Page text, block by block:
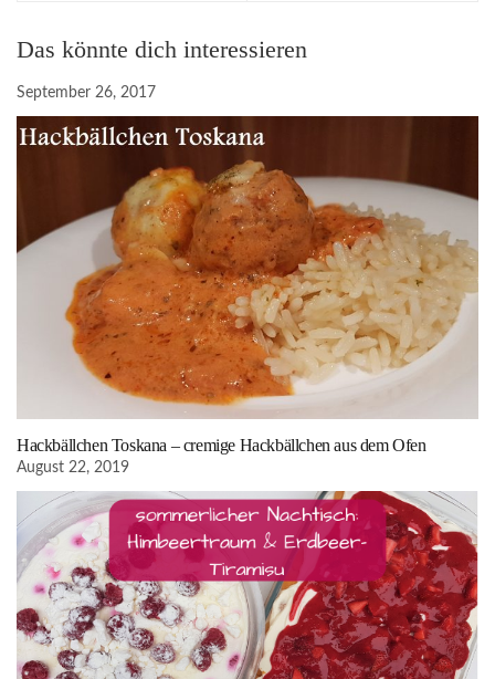
Das könnte dich interessieren
September 26, 2017
Hackbällchen Toskana – cremige Hackbällchen aus dem Ofen
August 22, 2019